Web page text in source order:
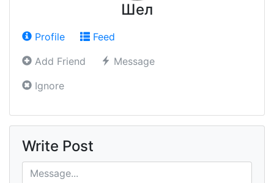
Шел
Profile
Feed
Add Friend
Message
Ignore
Write Post